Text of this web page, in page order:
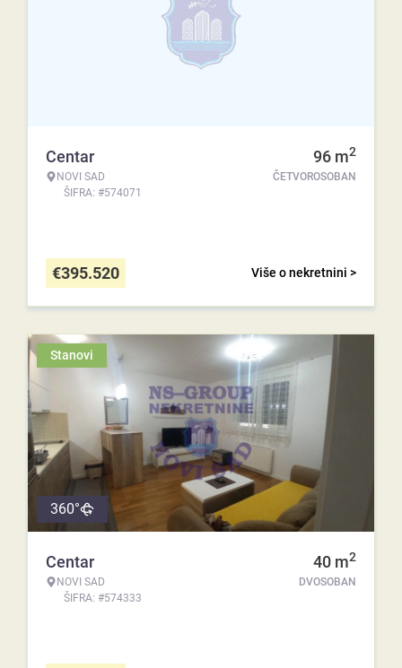
Centar
NOVI SAD
ŠIFRA: #574071
96 m2
ČETVOROSOBAN
Više o nekretnini >
€395.520
Stanovi
360°
Centar
NOVI SAD
ŠIFRA: #574333
40 m2
DVOSOBAN